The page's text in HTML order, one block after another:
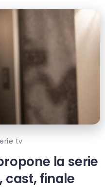
tv
la serie
cast, finale